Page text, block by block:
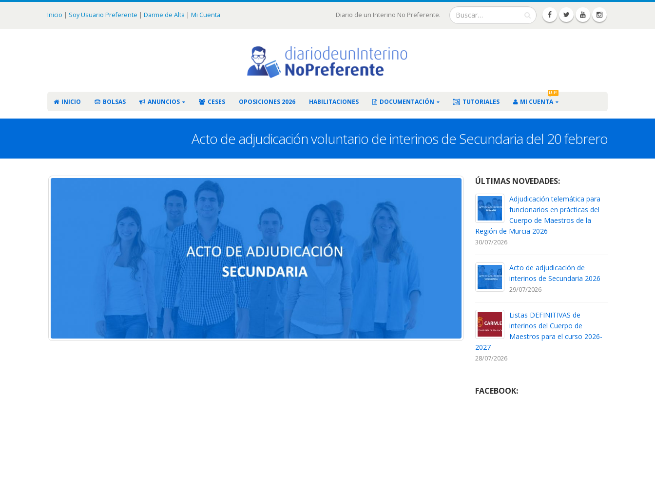
Inicio | Soy Usuario Preferente | Darme de Alta | Mi Cuenta Diario de un Interino No Preferente.
INICIO BOLSAS ANUNCIOS CESES OPOSICIONES 2026 HABILITACIONES DOCUMENTACIÓN TUTORIALES MI CUENTA
U.P.
Acto de adjudicación voluntario de interinos de Secundaria del 20 febrero
ÚLTIMAS NOVEDADES:
Adjudicación telemática para
funcionarios en prácticas del
Cuerpo de Maestros de la
Región de Murcia 2026
30/07/2026
Acto de adjudicación de
interinos de Secundaria 2026
29/07/2026
Listas DEFINITIVAS de
interinos del Cuerpo de
Maestros para el curso 2026-
2027
28/07/2026
FACEBOOK: